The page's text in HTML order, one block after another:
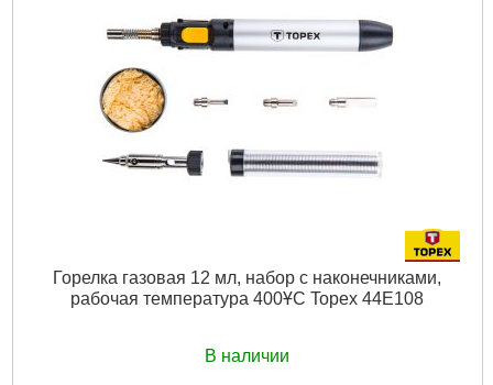
Вес газового картриджа: 190 g
Габариты упаковки: 210x180x110 мм
Подробнее...
Горелка газовая 12 мл, набор с наконечниками,
рабочая температура 400ҰC Topex 44E108
В наличии